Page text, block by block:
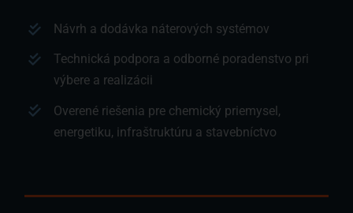
Návrh a dodávka náterových systémov
Technická podpora a odborné poradenstvo pri
výbere a realizácii
Overené riešenia pre chemický priemysel,
energetiku, infraštruktúru a stavebníctvo